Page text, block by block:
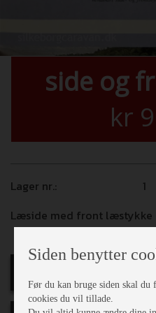
side og
kr
Lager nr.:
1
Læside med front
Siden benytter
Før du kan bruge siden skal
cookies du vil tillade.